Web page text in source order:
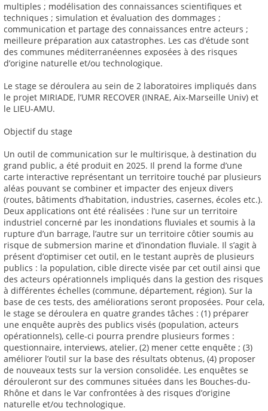
multiples ; modélisation des connaissances scientifiques et
techniques ; simulation et évaluation des dommages ;
communication et partage des connaissances entre acteurs ;
meilleure préparation aux catastrophes. Les cas d’étude sont
des communes méditerranéennes exposées à des risques
d’origine naturelle et/ou technologique.
Le stage se déroulera au sein de 2 laboratoires impliqués dans
le projet MIRIADE, l’UMR RECOVER (INRAE, Aix-Marseille Univ) et
le LIEU-AMU.
Objectif du stage
Un outil de communication sur le multirisque, à destination du
grand public, a été produit en 2025. Il prend la forme d’une
carte interactive représentant un territoire touché par plusieurs
aléas pouvant se combiner et impacter des enjeux divers
(routes, bâtiments d’habitation, industries, casernes, écoles etc.).
Deux applications ont été réalisées : l’une sur un territoire
industriel concerné par les inondations fluviales et soumis à la
rupture d’un barrage, l’autre sur un territoire côtier soumis au
risque de submersion marine et d’inondation fluviale. Il s’agit à
présent d’optimiser cet outil, en le testant auprès de plusieurs
publics : la population, cible directe visée par cet outil ainsi que
des acteurs opérationnels impliqués dans la gestion des risques
à différentes échelles (commune, département, région). Sur la
base de ces tests, des améliorations seront proposées. Pour cela,
le stage se déroulera en quatre grandes tâches : (1) préparer
une enquête auprès des publics visés (population, acteurs
opérationnels), celle-ci pourra prendre plusieurs formes :
questionnaire, interviews, atelier, (2) mener cette enquête ; (3)
améliorer l’outil sur la base des résultats obtenus, (4) proposer
de nouveaux tests sur la version consolidée. Les enquêtes se
dérouleront sur des communes situées dans les Bouches-du-
Rhône et dans le Var confrontées à des risques d’origine
naturelle et/ou technologique.